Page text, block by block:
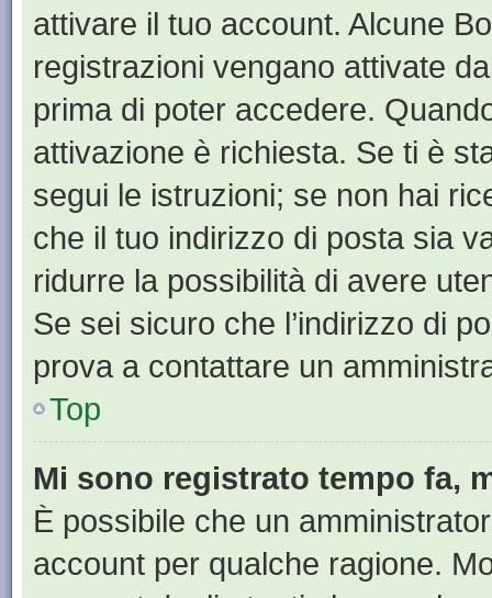
attivare il tuo account. Alcune
registrazioni vengano attivate
prima di poter accedere.
attivazione è richiesta. Se ti è
segui le istruzioni; se non hai
che il tuo indirizzo di posta sia
ridurre la possibilità di avere
Se sei sicuro che l’indirizzo di
prova a contattare un
Top
Mi sono registrato tempo fa,
È possibile che un
account per qualche ragione.